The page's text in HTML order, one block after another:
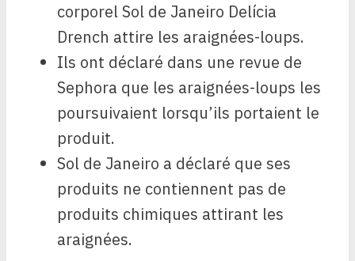
corporel Sol de Janeiro Delícia
Drench attire les araignées-loups.
Ils ont déclaré dans une revue de
Sephora que les araignées-loups les
poursuivaient lorsqu’ils portaient le
produit.
Sol de Janeiro a déclaré que ses
produits ne contiennent pas de
produits chimiques attirant les
araignées.